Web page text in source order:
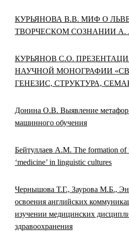
КУРЬЯНОВА В.В. МИФ О
ТВОРЧЕСКОМ СОЗНАНИИ
КУРЬЯНОВ С.О.
НАУЧНОЙ МОНОГРАФИИ
ГЕНЕЗИС, СТРУКТУРА,
Донина О.В. Выявление
машинного обучения
Бейтуллаев А.М. The formation of
‘medicine’ in linguistic cultures
Чернышова Т.Г., Заурова М.Б.,
освоения английских
изучении медицинских
здравоохранения